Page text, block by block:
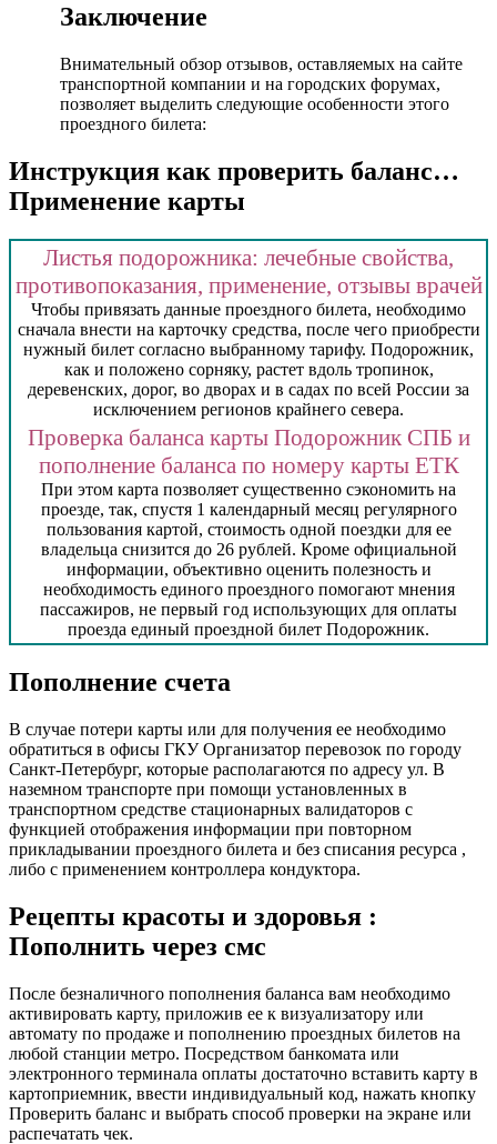
Заключение
Внимательный обзор отзывов, оставляемых на сайте
транспортной компании и на городских форумах,
позволяет выделить следующие особенности этого
проездного билета:
Инструкция как проверить баланс…
Применение карты
Листья подорожника: лечебные свойства,
противопоказания, применение, отзывы врачей
Чтобы привязать данные проездного билета, необходимо
сначала внести на карточку средства, после чего приобрести
нужный билет согласно выбранному тарифу. Подорожник,
как и положено сорняку, растет вдоль тропинок,
деревенских, дорог, во дворах и в садах по всей России за
исключением регионов крайнего севера.
Проверка баланса карты Подорожник СПБ и
пополнение баланса по номеру карты ЕТК
При этом карта позволяет существенно сэкономить на
проезде, так, спустя 1 календарный месяц регулярного
пользования картой, стоимость одной поездки для ее
владельца снизится до 26 рублей. Кроме официальной
информации, объективно оценить полезность и
необходимость единого проездного помогают мнения
пассажиров, не первый год использующих для оплаты
проезда единый проездной билет Подорожник.
Пополнение счета
В случае потери карты или для получения ее необходимо
обратиться в офисы ГКУ Организатор перевозок по городу
Санкт-Петербург, которые располагаются по адресу ул. В
наземном транспорте при помощи установленных в
транспортном средстве стационарных валидаторов с
функцией отображения информации при повторном
прикладывании проездного билета и без списания ресурса ,
либо с применением контроллера кондуктора.
Рецепты красоты и здоровья :
Пополнить через смс
После безналичного пополнения баланса вам необходимо
активировать карту, приложив ее к визуализатору или
автомату по продаже и пополнению проездных билетов на
любой станции метро. Посредством банкомата или
электронного терминала оплаты достаточно вставить карту в
картоприемник, ввести индивидуальный код, нажать кнопку
Проверить баланс и выбрать способ проверки на экране или
распечатать чек.